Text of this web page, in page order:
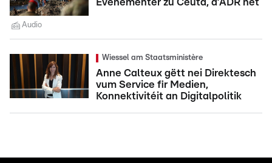
Evenementer zu Ceuta, d’ADR net
Audio
Wiessel am Staatsministère
Anne Calteux gëtt nei Direktesch
vum Service fir Medien,
Konnektivitéit an Digitalpolitik